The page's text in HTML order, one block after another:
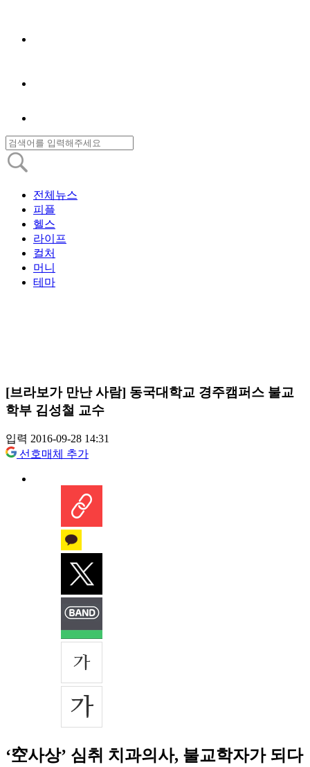
전체뉴스
피플
헬스
라이프
컬처
머니
테마
[브라보가 만난 사람] 동국대학교 경주캠퍼스 불교
학부 김성철 교수
입력 2016-09-28 14:31
선호매체 추가
‘空사상’ 심취 치과의사, 불교학자가 되다